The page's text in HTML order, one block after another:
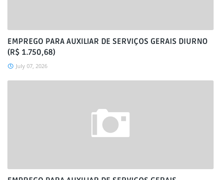
EMPREGO PARA AUXILIAR DE SERVIÇOS GERAIS DIURNO
(R$ 1.750,68)
July 07, 2026